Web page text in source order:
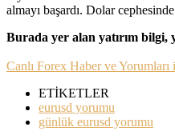
almayı başardı. Dolar
Burada yer alan yatırım bilgi,
Canlı Forex Haber ve Yorumları
ETİKETLER
eurusd yorumu
günlük eurusd yorumu